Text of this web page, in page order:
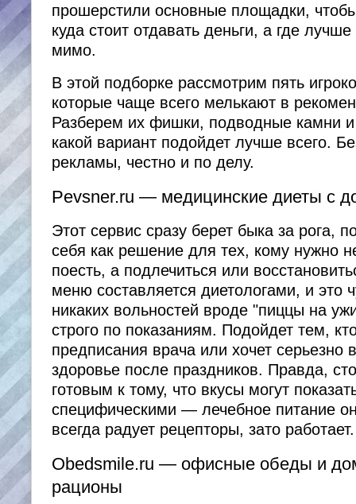
прошерстили основные площадки,
куда стоит отдавать деньги, а где
мимо.
В этой подборке рассмотрим пять
которые чаще всего мелькают в
Разберем их фишки, подводные камни и
какой вариант подойдет лучше всего.
рекламы, честно и по делу.
Pevsner.ru — медицинские диеты с
Этот сервис сразу берет быка за рога,
себя как решение для тех, кому нужно
поесть, а подлечиться или
меню составляется диетологами, и это
никаких вольностей вроде "пиццы на
строго по показаниям. Подойдет тем,
предписания врача или хочет серьезно
здоровье после праздников. Правда,
готовым к тому, что вкусы могут
специфическими — лечебное питание
всегда радует рецепторы, зато работает.
Obedsmile.ru — офисные обеды и
рационы